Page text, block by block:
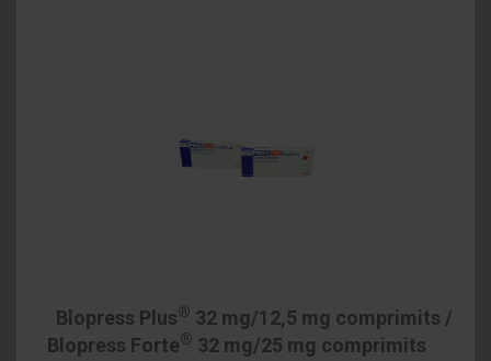
Blopress Plus® 32 mg/12,5 mg comprimits /
Blopress Forte® 32 mg/25 mg comprimits